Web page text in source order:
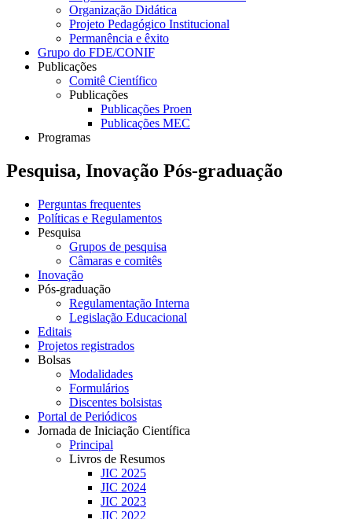
Organização Didática
Projeto Pedagógico Institucional
Permanência e êxito
Grupo do FDE/CONIF
Publicações
Comitê Científico
Publicações
Publicações Proen
Publicações MEC
Programas
Pesquisa, Inovação Pós-graduação
Perguntas frequentes
Políticas e Regulamentos
Pesquisa
Grupos de pesquisa
Câmaras e comitês
Inovação
Pós-graduação
Regulamentação Interna
Legislação Educacional
Editais
Projetos registrados
Bolsas
Modalidades
Formulários
Discentes bolsistas
Portal de Periódicos
Jornada de Iniciação Científica
Principal
Livros de Resumos
JIC 2025
JIC 2024
JIC 2023
JIC 2022